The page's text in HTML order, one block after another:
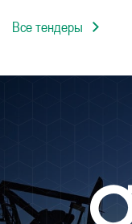
Все тендеры